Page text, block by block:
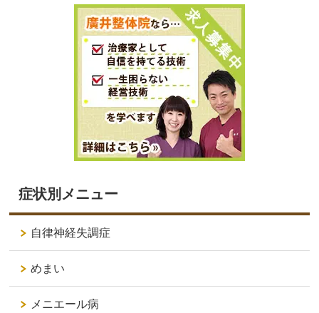
症状別メニュー
自律神経失調症
めまい
メニエール病